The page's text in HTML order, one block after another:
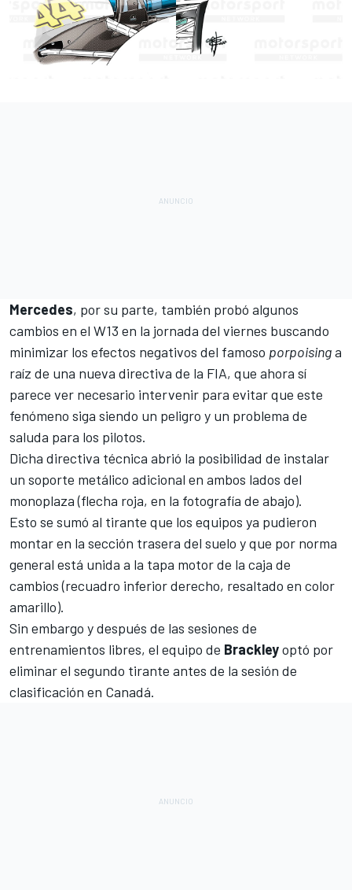
Mercedes, por su parte, también probó algunos
cambios en el W13 en la jornada del viernes buscando
minimizar los efectos negativos del famoso porpoisinga
raíz de una nueva directiva de la FIA, que ahora sí
parece ver necesario intervenir para evitar que este
fenómeno siga siendo un peligro y un problema de
saluda para los pilotos.
Dicha directiva técnica abrió la posibilidad de instalar
un soporte metálico adicional en ambos lados del
monoplaza (flecha roja, en la fotografía de abajo).
Esto se sumó al tirante que los equipos ya pudieron
montar en la sección trasera del suelo y que por norma
general está unida a la tapa motor de la caja de
cambios (recuadro inferior derecho, resaltado en color
amarillo).
Sin embargo y después de las sesiones de
entrenamientos libres, el equipo de Brackleyoptó por
eliminar el segundo tirante antes de la sesión de
clasificación en Canadá.